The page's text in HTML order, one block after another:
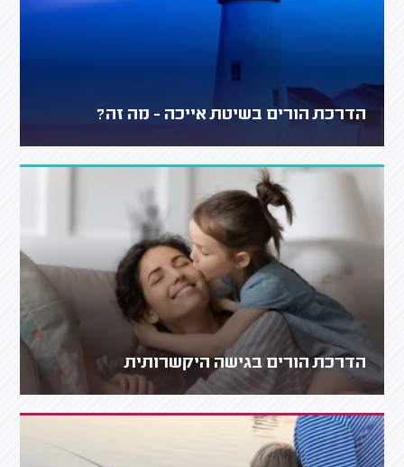
הדרכת הורים בשיטת אייכה - מה זה?
הדרכת הורים בגישה היקשרותית